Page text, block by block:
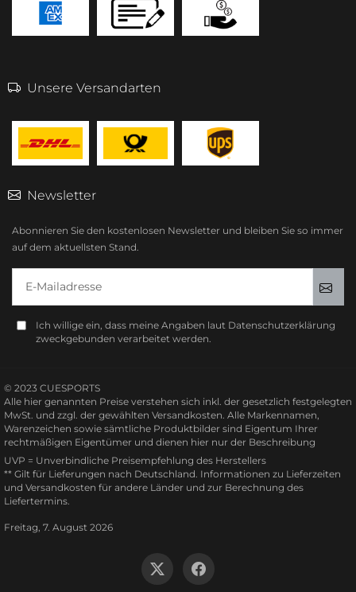
Unsere Versandarten
Newsletter
Abonnieren Sie den kostenlosen Newsletter und bleiben Sie so immer
auf dem aktuellsten Stand.
Ich willige ein, dass meine Angaben laut Datenschutzerklärung
zweckgebunden verarbeitet werden.
© 2023 CUESPORTS
Alle hier genannten Preise verstehen sich inkl. der gesetzlich festgelegten
MwSt. und zzgl. der gewählten Versandkosten. Alle Markennamen,
Warenzeichen sowie sämtliche Produktbilder sind Eigentum Ihrer
rechtmäßigen Eigentümer und dienen hier nur der Beschreibung
UVP = Unverbindliche Preisempfehlung des Herstellers
** Gilt für Lieferungen nach Deutschland. Informationen zu Lieferzeiten
und Versandkosten für andere Länder und zur Berechnung des
Liefertermins.
Freitag, 7. August 2026
TwitterFacebook